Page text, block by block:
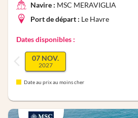
Navire : MSC MERAVIGLIA
Port de départ : Le Havre
Dates disponibles :
07 NOV.
2027
Date au prix au moins cher